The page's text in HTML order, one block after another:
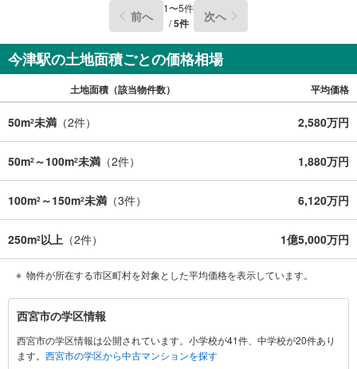
前へ 1〜5件
/5件 次へ
今津駅の土地面積ごとの価格相場
土地面積（該当物件数） 平均価格
50m2未満 （2件） 2,580万円
50m2 ～100m2未満 （2件） 1,880万円
100m2 ～150m2未満 （3件） 6,120万円
250m2以上 （2件） 1億5,000万円
物件が所在する市区町村を対象とした平均価格を表示しています。
西
宮
市
に
西宮市の学区情報
西宮市の学区情報は公開されています。小学校が41件、中学校が20件あり
ます。 西宮市の学区から中古マンションを探す